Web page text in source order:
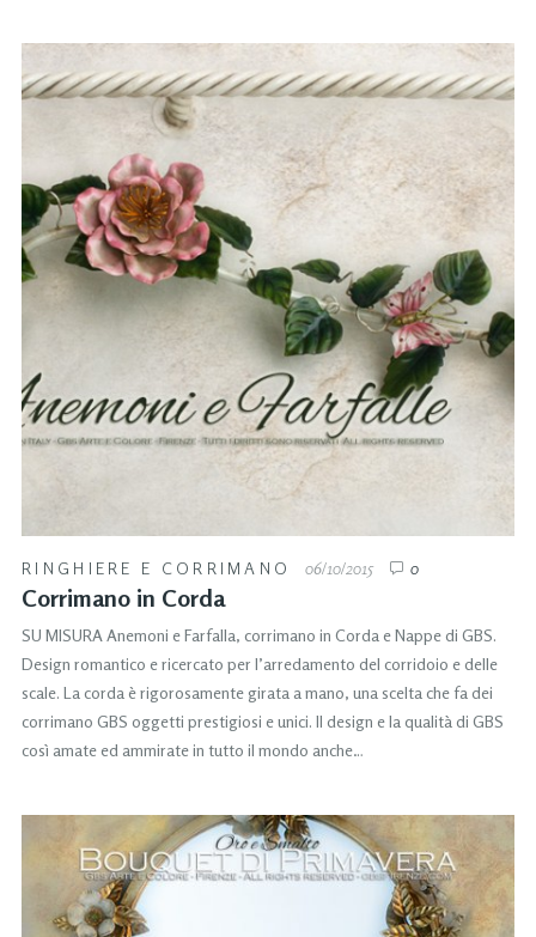
RINGHIERE E CORRIMANO 06/10/2015 0
Corrimano in Corda
SU MISURA Anemoni e Farfalla, corrimano in Corda e Nappe di GBS.
Design romantico e ricercato per l’arredamento del corridoio e delle
scale. La corda è rigorosamente girata a mano, una scelta che fa dei
corrimano GBS oggetti prestigiosi e unici. Il design e la qualità di GBS
così amate ed ammirate in tutto il mondo anche…